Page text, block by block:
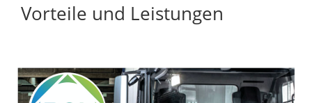
Vorteile und Leistungen